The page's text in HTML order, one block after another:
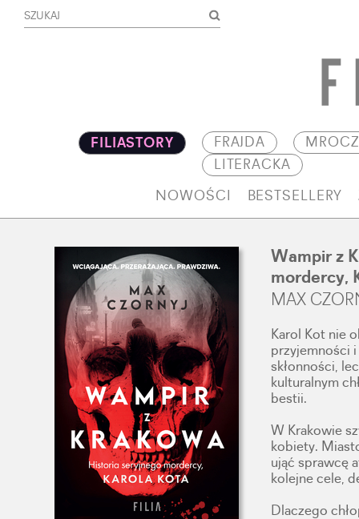
FILIASTORY FRAJDA
LITERACKA
NOWOŚCI BESTSELLERY
Wampir z
mordercy,
MAX
Karol Kot nie
przyjemności i
skłonności,
kulturalnym
bestii.
W Krakowie
kobiety.
ująć sprawcę
kolejne cele,
Dlaczego